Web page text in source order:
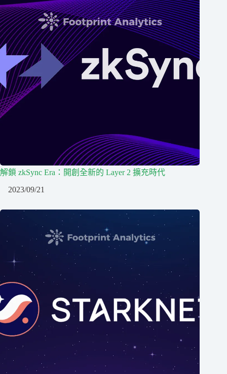
解鎖 zkSync Era：開創全新的 Layer 2 擴充時代
2023/09/21